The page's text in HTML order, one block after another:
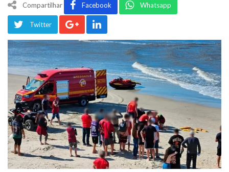
Compartilhar Facebook Whatsapp
Twitter